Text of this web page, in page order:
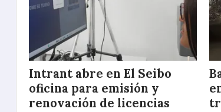
Intrant abre en El Seibo
oficina para emisión y
renovación de licencias